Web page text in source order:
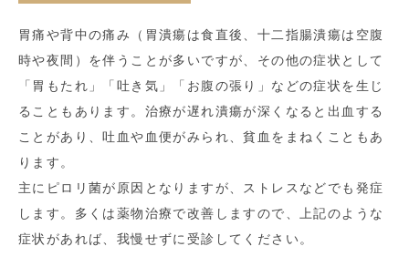
胃痛や背中の痛み（胃潰瘍は食直後、十二指腸潰瘍は空腹
時や夜間）を伴うことが多いですが、その他の症状として
「胃もたれ」「吐き気」「お腹の張り」などの症状を生じ
ることもあります。治療が遅れ潰瘍が深くなると出血する
ことがあり、吐血や血便がみられ、貧血をまねくこともあ
ります。
主にピロリ菌が原因となりますが、ストレスなどでも発症
します。多くは薬物治療で改善しますので、上記のような
症状があれば、我慢せずに受診してください。